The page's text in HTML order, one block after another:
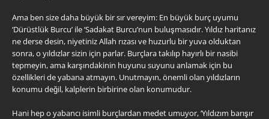
Ama ben size daha büyük bir sır vereyim: En büyük burç uyumu
‘Dürüstlük Burcu’ ile ‘Sadakat Burcu’nun buluşmasıdır. Yıldız haritanız
ne derse desin, niyetiniz Allah rızası ve huzurlu bir yuva olduktan
sonra, o yıldızlar sizin için parlar. Burçlara takılıp hayırlı bir nasibi
tepmeyin, ama karşındakinin huyunu suyunu anlamak için bu
özellikleri de yabana atmayın. Unutmayın, önemli olan yıldızların
konumu değil, kalplerin birbirine olan konumudur.
Hani hep o yabancı isimli burçlardan medet umuyor, ‘Yıldızım barışır